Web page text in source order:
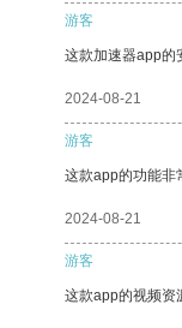
游客
这款加速器app的
2024-08-21
游客
这款app的功能非
2024-08-21
游客
这款app的视频资